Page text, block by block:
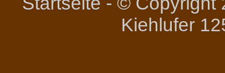
Kiehlufer